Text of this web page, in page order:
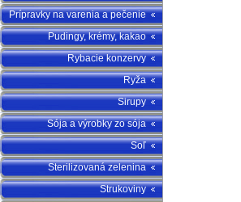
Prípravky na varenia a pečenie
Pudingy, krémy, kakao
Rybacie konzervy
Ryža
Sirupy
Sója a výrobky zo sója
Soľ
Sterilizovaná zelenina
Strukoviny